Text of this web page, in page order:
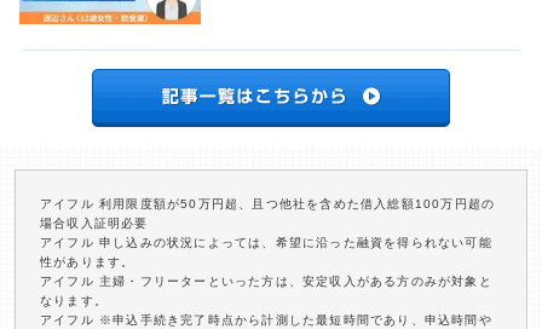
アイフル 利用限度額が50万円超、且つ他社を含めた借入総額100万円超の
場合収入証明必要
アイフル 申し込みの状況によっては、希望に沿った融資を得られない可能
性があります。
アイフル 主婦・フリーターといった方は、安定収入がある方のみが対象と
なります。
アイフル ※申込手続き完了時点から計測した最短時間であり、申込時間や